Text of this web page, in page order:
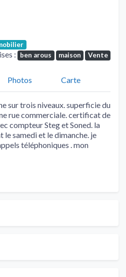
: ben arous maison Vente
Photos Carte
sur trois niveaux. superficie du
rue commerciale. certificat de
compteur Steg et Soned. la
le samedi et le dimanche. je
téléphoniques . mon